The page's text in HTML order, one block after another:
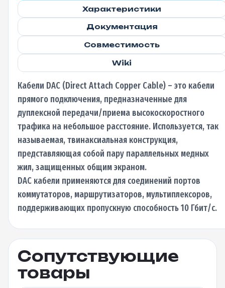
Характеристики
Документация
Совместимость
Wiki
Кабели DAC (Direct Attach Copper Cable) – это кабели
прямого подключения, предназначенные для
дуплексной передачи/приема высокоскоростного
трафика на небольшое расстояние. Используется, так
называемая, твинаксиальная конструкция,
представляющая собой пару параллельных медных
жил, защищенных общим экраном.
DAC кабели применяются для соединений портов
коммутаторов, маршрутизаторов, мультиплексоров,
поддерживающих пропускную способность 10 Гбит/с.
Сопутствующие
товары